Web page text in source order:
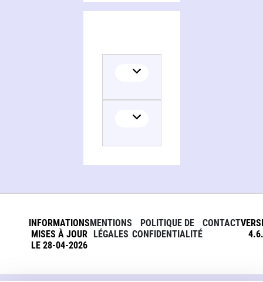
INFORMATIONS
MISES À JOUR
LE 28-04-2026
MENTIONS
LÉGALES
POLITIQUE DE
CONFIDENTIALITÉ
CONTACT